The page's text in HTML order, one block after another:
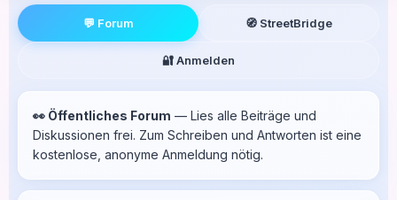
💬 Forum 🧭 StreetBridge
🔐 Anmelden
👀 Öffentliches Forum — Lies alle Beiträge und
Diskussionen frei. Zum Schreiben und Antworten ist eine
kostenlose, anonyme Anmeldung nötig.